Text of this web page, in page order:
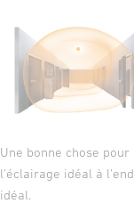
Une bonne chose pour
l'éclairage idéal à
idéal.